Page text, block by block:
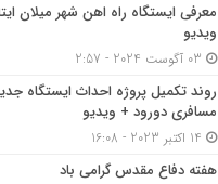
معرفی ایستگاه راه اهن شهر میلان
ویدیو
روند تکمیل پروژه احداث ایستگاه
مسافری دورود + ویدیو
هفته دفاع مقدس گرامی باد